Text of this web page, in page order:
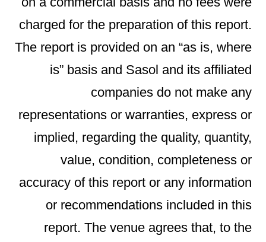
charged for the preparation of this report.
The report is provided on an “as is, where
is” basis and Sasol and its affiliated
companies do not make any
representations or warranties, express or
implied, regarding the quality, quantity,
value, condition, completeness or
accuracy of this report or any information
or recommendations included in this
report. The venue agrees that, to the